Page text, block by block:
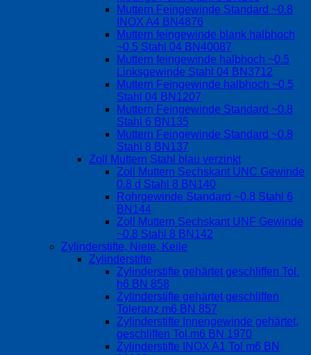
Muttern Feingewinde Standard ~0.8
INOX A4 BN4876
Muttern feingewinde blank halbhoch
~0.5 Stahl 04 BN40087
Muttern feingewinde halbhoch ~0.5
Linksgewinde Stahl 04 BN3712
Muttern Feingewinde halbhoch ~0.5
Stahl 04 BN1207
Muttern Feingewinde Standard ~0.8
Stahl 6 BN135
Muttern Feingewinde Standard ~0.8
Stahl 8 BN137
Zoll Muttern Stahl blau verzinkt
Zoll Muttern Sechskant UNC Gewinde
0.8 d Stahl 8 BN140
Rohrgewinde Standard ~0.8 Stahl 6
BN144
Zoll Muttern Sechskant UNF Gewinde
~0.8 Stahl 8 BN142
Zylinderstifte, Niete, Keile
Zylinderstifte
Zylinderstifte gehärtet geschliffen Tol.
h6 BN 858
Zylinderstifte gehärtet geschliffen
Toleranz m6 BN 857
Zylinderstifte Innengewinde gehärtet,
geschliffen Tol.m6 BN 1970
Zylinderstifte INOX A1 Tol m6 BN